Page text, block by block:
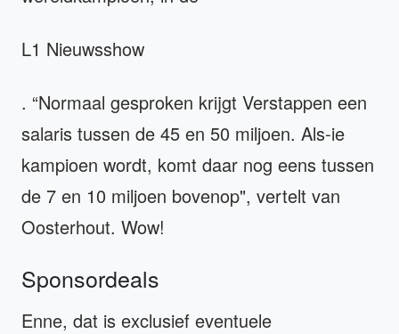
L1 Nieuwsshow
. “Normaal gesproken krijgt Verstappen een
salaris tussen de 45 en 50 miljoen. Als-ie
kampioen wordt, komt daar nog eens tussen
de 7 en 10 miljoen bovenop", vertelt van
Oosterhout. Wow!
Sponsordeals
Enne, dat is exclusief eventuele